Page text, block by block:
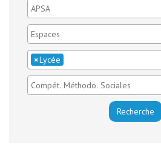
×Lycée